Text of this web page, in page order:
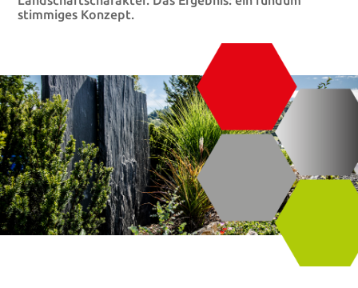
stimmiges Konzept.